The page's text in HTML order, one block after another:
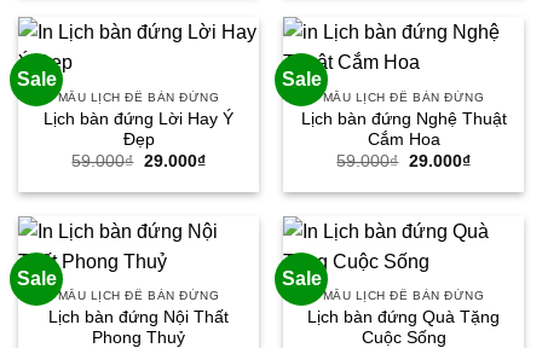
29.000₫.
29.000₫.
Sale
MẪU LỊCH ĐỂ BÀN ĐỨNG
Lịch bàn đứng Lời Hay Ý
Đẹp
59.000₫ Giá
là:
29.000₫Giá
tại
29.000₫.
Sale
MẪU LỊCH ĐỂ BÀN ĐỨNG
Lịch bàn đứng Nghệ Thuật
Cắm Hoa
59.000₫ Giá
là:
29.000₫Giá
tại
29.000₫.
Sale
MẪU LỊCH ĐỂ BÀN ĐỨNG
Lịch bàn đứng Nội Thất
Phong Thuỷ
Sale
MẪU LỊCH ĐỂ BÀN ĐỨNG
Lịch bàn đứng Quà Tặng
Cuộc Sống